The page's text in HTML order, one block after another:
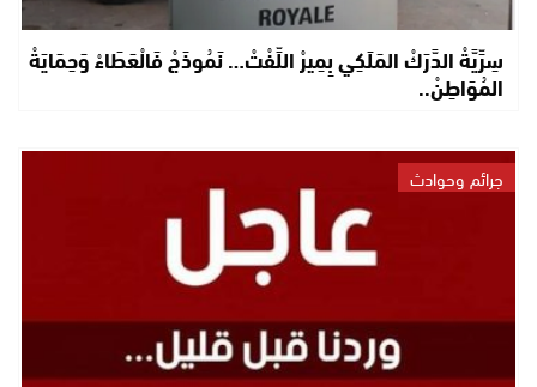
سِرِّيَّةْ الدَّرَكْ المَلَكِي بِمِيرْ اللِّفْتْ… نَمُوذَجْ فَالْعَطَاءْ وَحِمَايَةْ
المُوَاطِنْ..
جرائم وحوادث